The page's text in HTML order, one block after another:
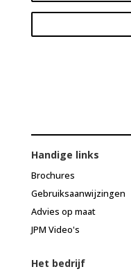
Handige links
Brochures
Gebruiksaanwijzingen
Advies op maat
JPM Video's
Het bedrijf